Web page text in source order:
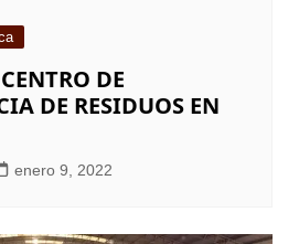
DE
DE RESIDUOS EN
enero 9, 2022